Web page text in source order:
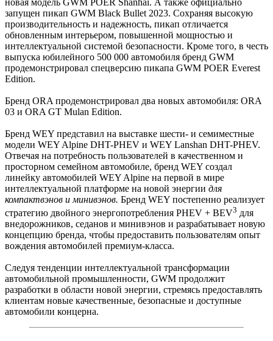
запущен пикап GWM Black Bullet 2023. Сохраняя высокую
производительность и надежность, пикап отличается
обновленным интерьером, повышенной мощностью и
интеллектуальной системой безопасности. Кроме того, в честь
выпуска юбилейного 500 000 автомобиля бренд GWM
продемонстрировал спецверсию пикапа GWM POER Everest
Edition.
Бренд ORA продемонстрировал два новых автомобиля: ORA
03 и ORA GT Mulan Edition.
Бренд WEY представил на выставке шести- и семиместные
модели WEY Alpine DHT-PHEV и WEY Lanshan DHT-PHEV.
Отвечая на потребность пользователей в качественном и
просторном семейном автомобиле, бренд WEY создал
линейку автомобилей WEY Alpine на первой в мире
интеллектуальной платформе на новой энергии для
компактвэнов и минивэнов. Бренд WEY постепенно реализует
стратегию двойного энергопотребления PHEV + BEV3 для
внедорожников, седанов и минивэнов и разрабатывает новую
концепцию бренда, чтобы предоставить пользователям опыт
вождения автомобилей премиум-класса.
Следуя тенденции интеллектуальной трансформации
автомобильной промышленности, GWM продолжит
разработки в области новой энергии, стремясь предоставлять
клиентам новые качественные, безопасные и доступные
автомобили концерна.